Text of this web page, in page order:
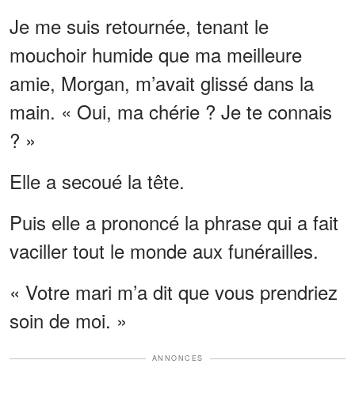
Je me suis retournée, tenant le
mouchoir humide que ma meilleure
amie, Morgan, m’avait glissé dans la
main. « Oui, ma chérie ? Je te connais
? »
Elle a secoué la tête.
Puis elle a prononcé la phrase qui a fait
vaciller tout le monde aux funérailles.
« Votre mari m’a dit que vous prendriez
soin de moi. »
ANNONCES